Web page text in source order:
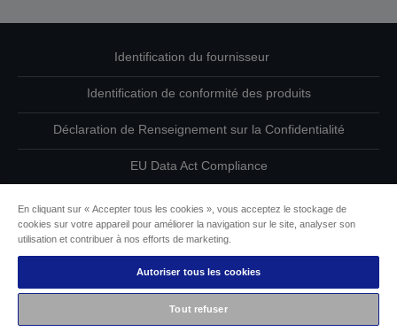
Identification du fournisseur
Identification de conformité des produits
Déclaration de Renseignement sur la Confidentialité
EU Data Act Compliance
Informations sur les cookies
L’engagement d’Epson pour l’accessibilité
Copyright © 2026 Seiko Epson
En cliquant sur « Accepter tous les cookies », vous acceptez le stockage de
cookies sur votre appareil pour améliorer la navigation sur le site, analyser son
utilisation et contribuer à nos efforts de marketing.
Autoriser tous les cookies
Tout refuser